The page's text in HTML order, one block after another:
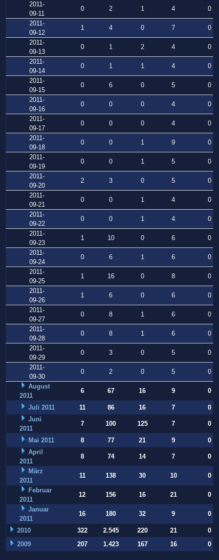
2011-
09-11
0 2 1 4
0
2011-
09-12
1 4 0 7
0
2011-
09-13
0 1 2 4
0
2011-
09-14
0 1 1 4
0
2011-
09-15
0 6 0 5
0
2011-
09-16
0 0 0 4
0
2011-
09-17
0 0 0 4
0
2011-
09-18
0 0 1 9
0
2011-
09-19
0 0 1 5
0
2011-
09-20
2 3 0 5
0
2011-
09-21
0 0 1 4
0
2011-
09-22
0 0 1 4
0
2011-
09-23
1 10 0 6
0
2011-
09-24
0 6 1 6
0
2011-
09-25
1 16 0 8
0
2011-
09-26
1 6 0 6
0
2011-
09-27
0 8 1 6
0
2011-
09-28
0 8 1 6
0
2011-
09-29
0 3 0 5
0
2011-
09-30
0 2 0 5
0
August
2011
6 67 16 9 0
Juli 2011 11 86 16 7
0
Juni
2011
7 100 125 7 0
Mai 2011 8 77 21 9
0
April
2011
8 74 14 7
0
März
2011
11 138 30 10
0
Februar
2011
12 156 16 21
0
Januar
2011
16 180 32 9 0
2010 322 2.545 220 21
0
2009
207 1.423 167 16 0